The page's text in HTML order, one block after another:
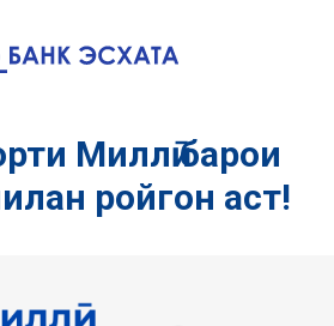
Миллӣ барои
ройгон аст!